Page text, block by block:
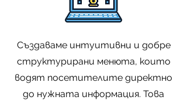
Създаваме интуитивни и добре
структурирани менюта, които
водят посетителите директно
до нужната информация. Това